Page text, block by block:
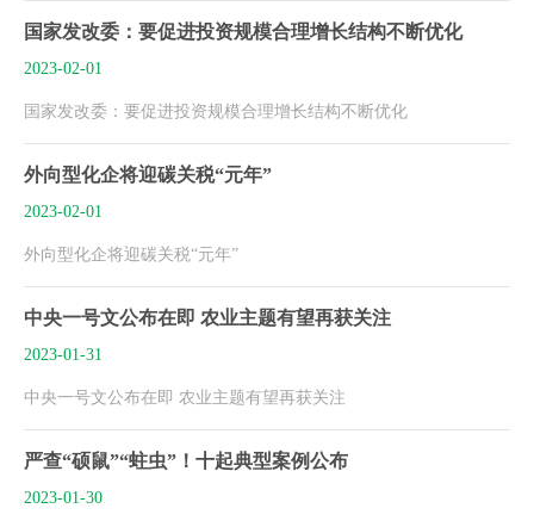
国家发改委：要促进投资规模合理增长结构不断优化
2023-02-01
国家发改委：要促进投资规模合理增长结构不断优化
外向型化企将迎碳关税“元年”
2023-02-01
外向型化企将迎碳关税“元年”
中央一号文公布在即 农业主题有望再获关注
2023-01-31
中央一号文公布在即 农业主题有望再获关注
严查“硕鼠”“蛀虫”！十起典型案例公布
2023-01-30